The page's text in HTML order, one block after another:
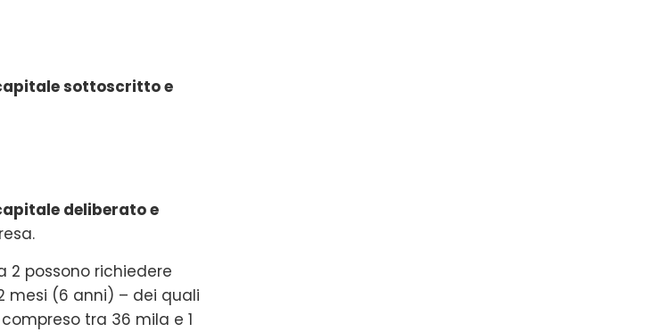
sottoscritto e
deliberato e
2 possono richiedere
mesi (6 anni) – dei quali
tra 36 mila e 1